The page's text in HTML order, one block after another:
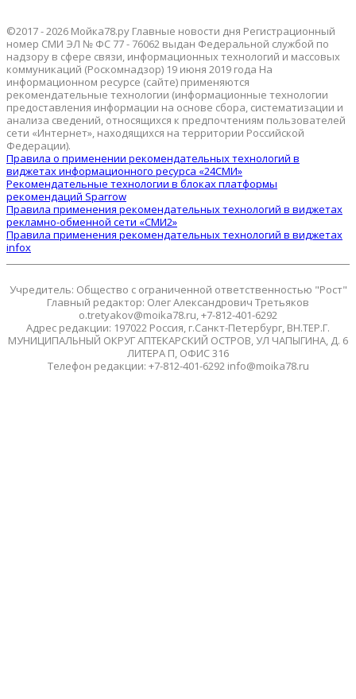
©2017 - 2026 Мойка78.ру Главные новости дня Регистрационный
номер СМИ ЭЛ № ФС 77 - 76062 выдан Федеральной службой по
надзору в сфере связи, информационных технологий и массовых
коммуникаций (Роскомнадзор) 19 июня 2019 года На
информационном ресурсе (сайте) применяются
рекомендательные технологии (информационные технологии
предоставления информации на основе сбора, систематизации и
анализа сведений, относящихся к предпочтениям пользователей
сети «Интернет», находящихся на территории Российской
Федерации).
Правила о применении рекомендательных технологий в
виджетах информационного ресурса «24СМИ»
Рекомендательные технологии в блоках платформы
рекомендаций Sparrow
Правила применения рекомендательных технологий в виджетах
рекламно-обменной сети «СМИ2»
Правила применения рекомендательных технологий в виджетах
infox
Учредитель: Общество с ограниченной ответственностью "Рост"
Главный редактор: Олег Александрович Третьяков
o.tretyakov@moika78.ru, +7-812-401-6292
Адрес редакции: 197022 Россия, г.Санкт-Петербург, ВН.ТЕР.Г.
МУНИЦИПАЛЬНЫЙ ОКРУГ АПТЕКАРСКИЙ ОСТРОВ, УЛ ЧАПЫГИНА, Д. 6
ЛИТЕРА П, ОФИС 316
Телефон редакции: +7-812-401-6292 info@moika78.ru